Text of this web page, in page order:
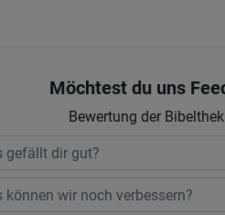
Möchtest du uns
Bewertung der Bibelthek